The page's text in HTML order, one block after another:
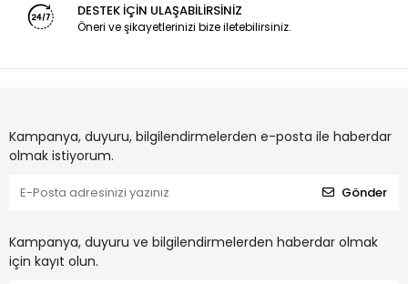
DESTEK İÇİN ULAŞABİLİRSİNİZ
Öneri ve şikayetlerinizi bize iletebilirsiniz.
Kampanya, duyuru, bilgilendirmelerden e-posta ile haberdar
olmak istiyorum.
Gönder
Kampanya, duyuru ve bilgilendirmelerden haberdar olmak
için kayıt olun.